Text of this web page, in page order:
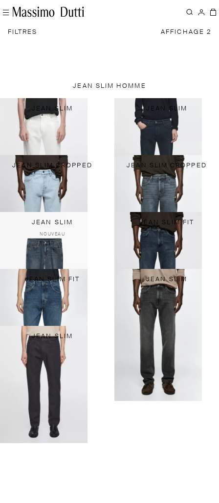
FILTRES AFFICHAGE 2
JEAN SLIM HOMME
JEAN SLIM JEAN SLIM
JEAN SLIM CROPPED JEAN SLIM CROPPED
JEAN SLIM
NOUVEAU
JEAN SLIM FIT
JEAN SLIM FIT JEAN SLIM
JEAN SLIM